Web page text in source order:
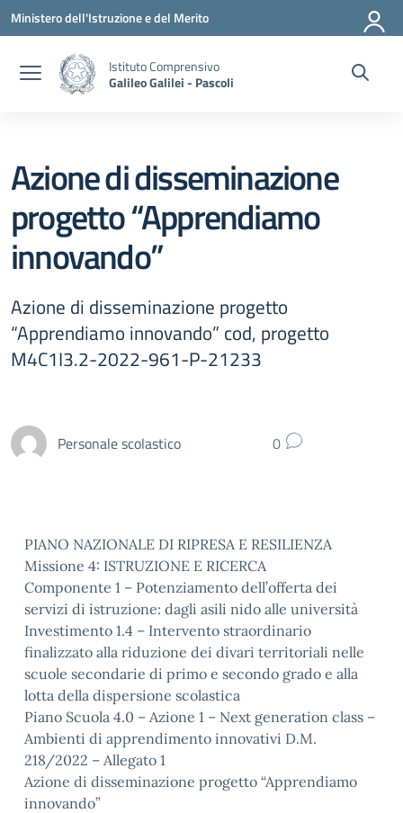
Vai ai contenuti
Vai al menu di navigazione
Vai al footer
Ministero dell'Istruzione e del Merito
Istituto Comprensivo
Galileo Galilei - Pascoli
Azione di disseminazione
progetto “Apprendiamo
innovando”
Azione di disseminazione progetto
“Apprendiamo innovando” cod, progetto
M4C1I3.2-2022-961-P-21233
Personale scolastico 0
PIANO NAZIONALE DI RIPRESA E RESILIENZA
Missione 4: ISTRUZIONE E RICERCA
Componente 1 – Potenziamento dell’offerta dei
servizi di istruzione: dagli asili nido alle università
Investimento 1.4 – Intervento straordinario
finalizzato alla riduzione dei divari territoriali nelle
scuole secondarie di primo e secondo grado e alla
lotta della dispersione scolastica
Piano Scuola 4.0 – Azione 1 – Next generation class –
Ambienti di apprendimento innovativi D.M.
218/2022 – Allegato 1
Azione di disseminazione progetto “Apprendiamo
innovando”